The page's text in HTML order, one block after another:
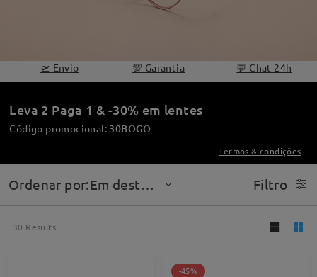
🛫 Envio 💯 Garantia 💬 Chat 24h
Leva 2 Paga 1 & -30% em lentes
Código promocional: 30BOGO
Termos & condições
Ordenar por:Em destaque Filtro
30 Results
-45%